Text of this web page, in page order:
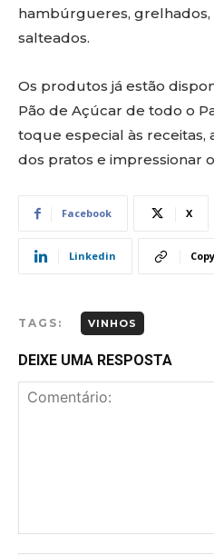
hambúrgueres,
salteados.
Os produtos já estão
Pão de Açúcar de todo o
toque especial às receitas,
dos pratos e impressionar
Facebook X
Linkedin
TAGS: VINHOS
DEIXE UMA RESPOSTA